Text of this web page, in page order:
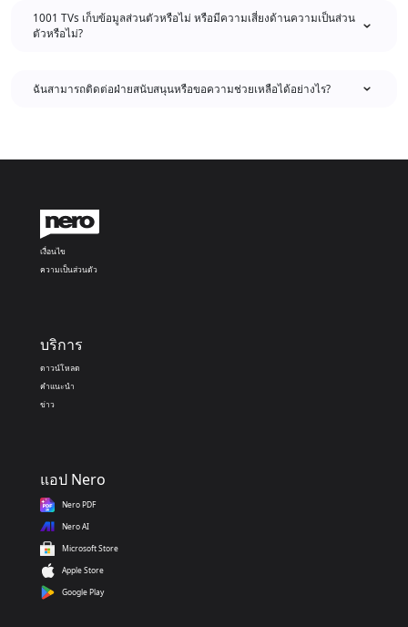
1001 TVs เก็บข้อมูลส่วนตัวหรือไม่ หรือมีความเสี่ยงด้านความเป็นส่วน
ตัวหรือไม่?
ฉันสามารถติดต่อฝ่ายสนับสนุนหรือขอความช่วยเหลือได้อย่างไร?
เงื่อนไข
ความเป็นส่วนตัว
บริการ
ดาวน์โหลด
คำแนะนำ
ข่าว
แอป Nero
Nero PDF
Nero AI
Microsoft Store
Apple Store
Google Play